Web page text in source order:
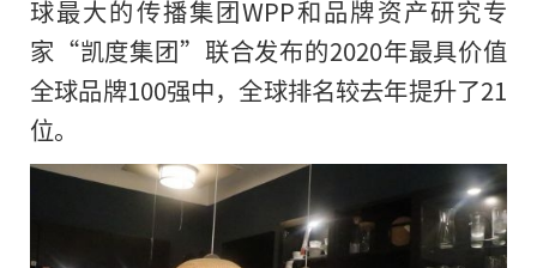
球最大的传播集团WPP和品牌资产研究专
家“凯度集团”联合发布的2020年最具价值
全球品牌100强中，全球排名较去年提升了21
位。